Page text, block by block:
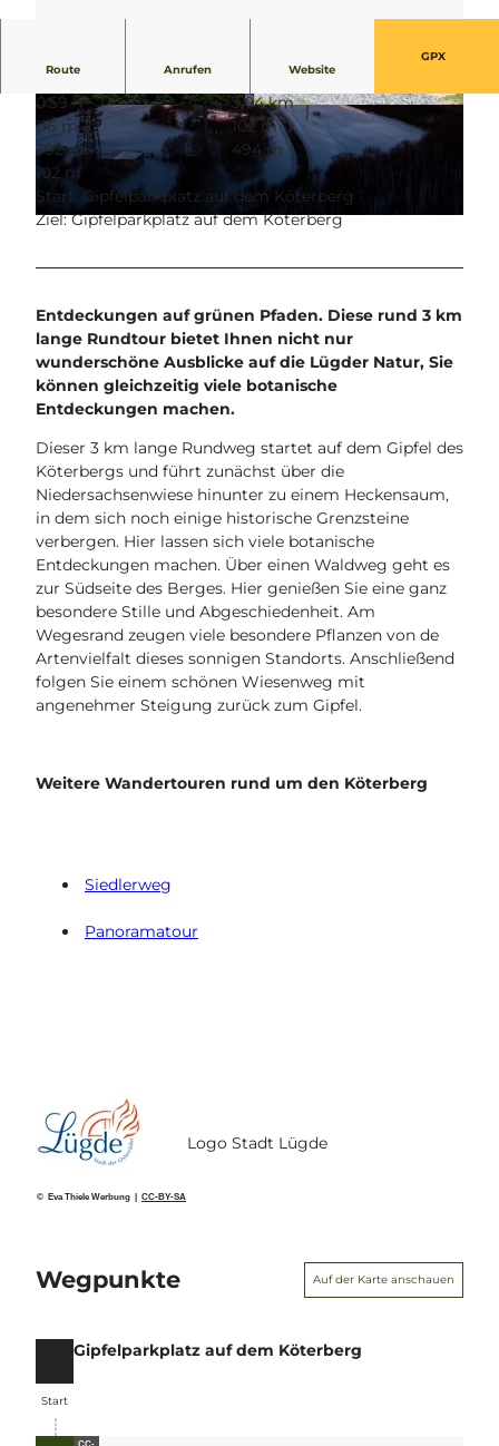
© MARKUS KLEINSORGE // REMBRANDT FLIGHTS |CC-BY-SA
© MARKUS KLEINSORGE // REMBRANDT FLI
GHTS |CC-BY-SA
© Lügde Marketing e.V. |CC-BY-SA
Route Anrufen Website
GPX
0:59 h
3,04 km
116 m
102 m
392 m
494 m
102 m
Start: Gipfelparkplatz auf dem Köterberg
Ziel: Gipfelparkplatz auf dem Köterberg
Entdeckungen auf grünen Pfaden. Diese rund 3 km
lange Rundtour bietet Ihnen nicht nur
wunderschöne Ausblicke auf die Lügder Natur, Sie
können gleichzeitig viele botanische
Entdeckungen machen.
Dieser 3 km lange Rundweg startet auf dem Gipfel des
Köterbergs und führt zunächst über die
Niedersachsenwiese hinunter zu einem Heckensaum,
in dem sich noch einige historische Grenzsteine
verbergen. Hier lassen sich viele botanische
Entdeckungen machen. Über einen Waldweg geht es
zur Südseite des Berges. Hier genießen Sie eine ganz
besondere Stille und Abgeschiedenheit. Am
Wegesrand zeugen viele besondere Pflanzen von de
Artenvielfalt dieses sonnigen Standorts. Anschließend
folgen Sie einem schönen Wiesenweg mit
angenehmer Steigung zurück zum Gipfel.
Weitere Wandertouren rund um den Köterberg
Siedlerweg
Panoramatour
© Eva Thiele Werbung | CC-BY-SA
Logo Stadt Lügde
Wegpunkte Auf der Karte anschauen
Start
Gipfelparkplatz auf dem Köterberg
CC-